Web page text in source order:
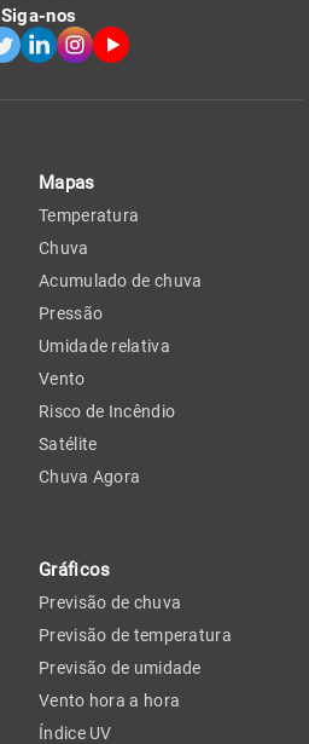
Siga-nos
Mapas
Temperatura
Chuva
Acumulado de chuva
Pressão
Umidade relativa
Vento
Risco de Incêndio
Satélite
Chuva Agora
Gráficos
Previsão de chuva
Previsão de temperatura
Previsão de umidade
Vento hora a hora
Índice UV